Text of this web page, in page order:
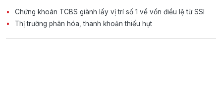
Chứng khoán TCBS giành lấy vị trí số 1 về vốn điều lệ từ SSI
Thị trường phân hóa, thanh khoản thiếu hụt